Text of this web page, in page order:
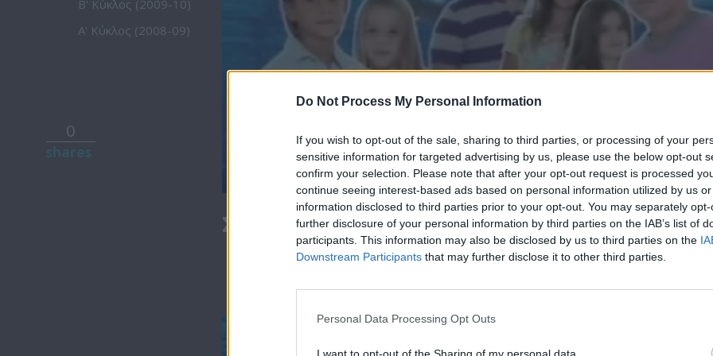
Do Not Process My Personal Information
If you wish to opt-out of the sale, sharing to third parties, or processing of your
sensitive information for targeted advertising by us, please use the below opt-out
confirm your selection. Please note that after your opt-out request is processed
continue seeing interest-based ads based on personal information utilized by us
information disclosed to third parties prior to your opt-out. You may separately
further disclosure of your personal information by third parties on the IAB’s list of
participants. This information may also be disclosed by us to third parties on the
Downstream Participants that may further disclose it to other third parties.
Personal Data Processing Opt Outs
I want to opt-out of the Sharing of my personal data.
Β' Κύκλος (2009-10)
Α' Κύκλος (2008-09)
0
Σε Φόντο Κόκκινο Δ' (2011-12) Επ.147